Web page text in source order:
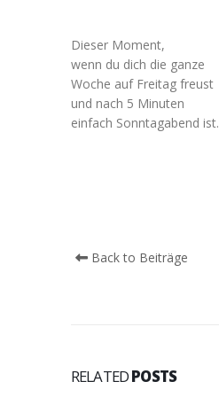
Dieser Moment,
wenn du dich die ganze
Woche auf Freitag freust
und nach 5 Minuten
einfach Sonntagabend ist.
Back to Beiträge
RELATEDPOSTS